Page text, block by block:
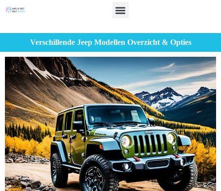
Verschillende Jeep Modellen Overzicht & Opties